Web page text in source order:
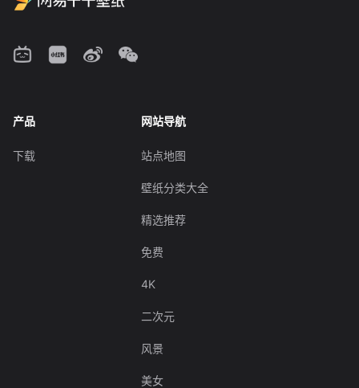
产品
下载
网站导航
站点地图
壁纸分类大全
精选推荐
免费
4K
二次元
风景
美女